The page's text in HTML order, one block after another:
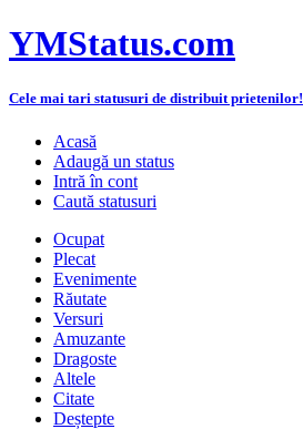
YMStatus.com
Cele mai tari statusuri de distribuit prietenilor!
Acasă
Adaugă un status
Intră în cont
Caută statusuri
Ocupat
Plecat
Evenimente
Răutate
Versuri
Amuzante
Dragoste
Altele
Citate
Deștepte